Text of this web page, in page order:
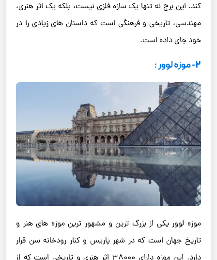
کند. این برج نه تنها یک سازه فلزی نیست، بلکه یک اثر هنری،
مهندسی، تاریخی و فرهنگی است که داستان های زیادی را در
خود جای داده است.
2- موزه لوور :
موزه لوور یکی از بزرگ ترین و مشهور ترین موزه های هنر و
تاریخ جهان است که در شهر پاریس و کنار رودخانه سن قرار